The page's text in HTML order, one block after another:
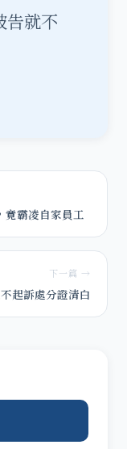
告就不
竟霸凌自家員工
下一篇 →
起訴處分證清白